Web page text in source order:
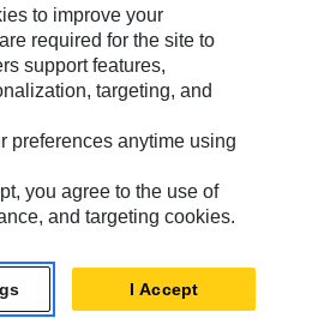
Tutti i diritti riservati.
to improve your
required for the site to
support features,
targeting, and
preferences anytime using
you agree to the use of
and targeting cookies.
I Accept